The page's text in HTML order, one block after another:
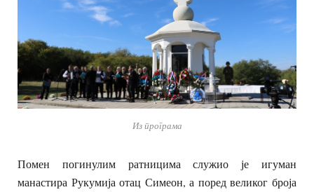
Из програма
Помен погинулим ратницима служио је игуман
манастира Рукумија отац Симеон, а поред великог броја